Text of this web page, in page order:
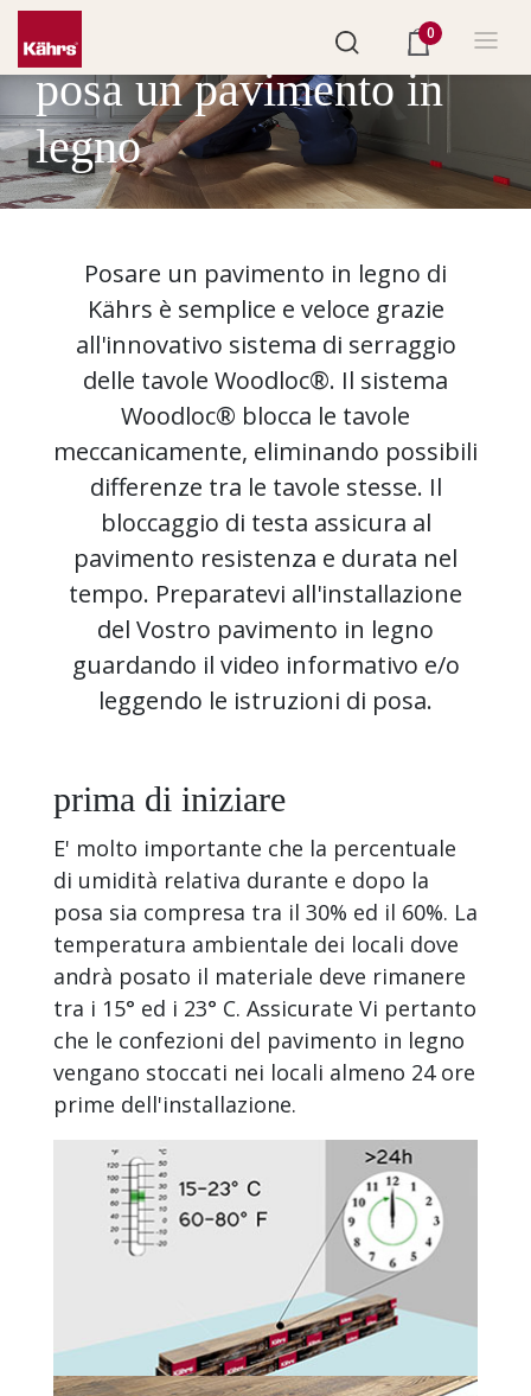
0
come si
posa un pavimento in
legno
Posare un pavimento in legno di
Kährs è semplice e veloce grazie
all'innovativo sistema di serraggio
delle tavole Woodloc®. Il sistema
Woodloc® blocca le tavole
meccanicamente, eliminando possibili
differenze tra le tavole stesse. Il
bloccaggio di testa assicura al
pavimento resistenza e durata nel
tempo. Preparatevi all'installazione
del Vostro pavimento in legno
guardando il video informativo e/o
leggendo le istruzioni di posa.
prima di iniziare
E' molto importante che la percentuale
di umidità relativa durante e dopo la
posa sia compresa tra il 30% ed il 60%. La
temperatura ambientale dei locali dove
andrà posato il materiale deve rimanere
tra i 15° ed i 23° C. Assicurate Vi pertanto
che le confezioni del pavimento in legno
vengano stoccati nei locali almeno 24 ore
prime dell'installazione.